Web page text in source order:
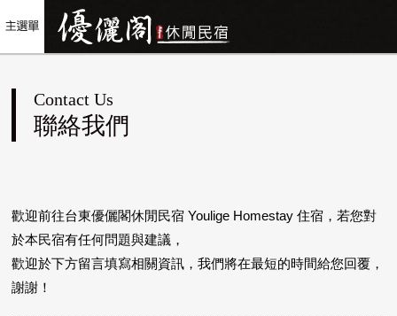
Contact Us
聯絡我們
歡迎前往台東優儷閣休閒民宿 Youlige Homestay 住宿，若您對
於本民宿有任何問題與建議，
歡迎於下方留言填寫相關資訊，我們將在最短的時間給您回覆，
謝謝！